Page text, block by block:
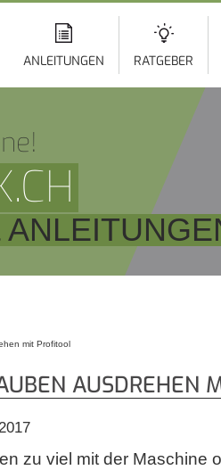
ANLEITUNGEN RATGEBER
mit Profitool
AUSDREHEN
zu viel mit der Maschine